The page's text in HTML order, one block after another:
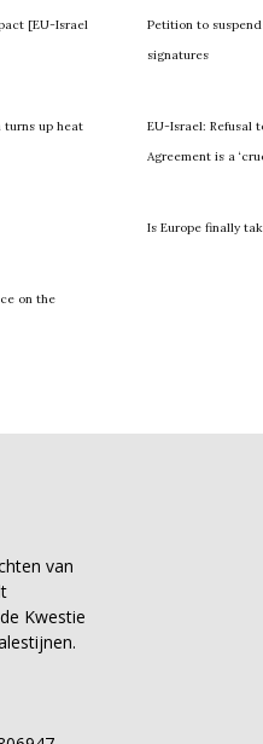
[EU-Israel
Petition to
signatures
turns up heat
EU-Israel: Refusal
Agreement is a
Is Europe finally
on the
van
Kwestie